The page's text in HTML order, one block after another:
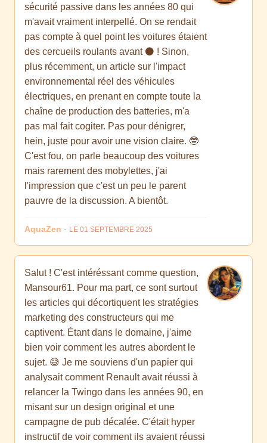
sécurité passive dans les années 80 qui
m'avait vraiment interpellé. On se rendait
pas compte à quel point les voitures étaient
des cercueils roulants avant ⚫ ! Sinon,
plus récemment, un article sur l'impact
environnemental réel des véhicules
électriques, en prenant en compte toute la
chaîne de production des batteries, m'a
pas mal fait cogiter. Pas pour dénigrer,
hein, juste pour avoir une vision claire. 🤓
C'est fou, on parle beaucoup des voitures
mais rarement des mobylettes, j'ai
l'impression que c'est un peu le parent
pauvre de la discussion. A bientôt.
AquaZen - LE 01 SEPTEMBRE 2025
Salut ! C'est intéréssant comme question,
Mansour61. Pour ma part, ce sont surtout
les articles qui décortiquent les stratégies
marketing des constructeurs qui me
captivent. Étant dans le domaine, j'aime
bien voir comment les autres abordent le
sujet. 😅 Je me souviens d'un papier qui
analysait comment Renault avait réussi à
relancer la Twingo dans les années 90, en
misant sur un design original et une
campagne de pub décalée. C'était hyper
instructif de voir comment ils avaient réussi